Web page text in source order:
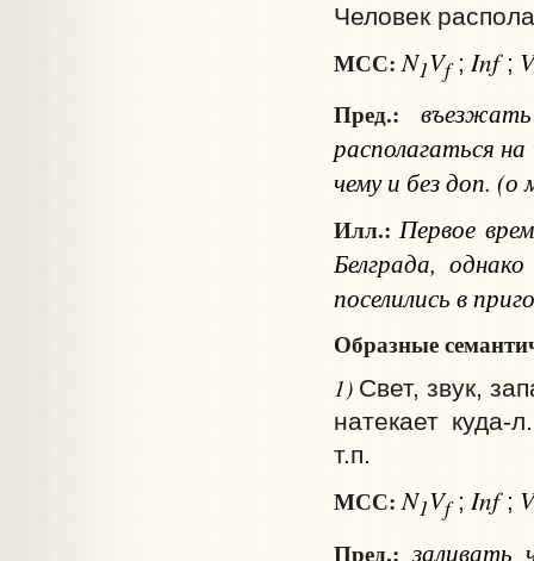
Человек
МСС: N1Vf; Inf; V
Пред.:
располагатьсяна
чему и без доп. (о
Илл.: Первое
Белграда,
поселились в
Образные
1) Свет, звук,
натекает
т.п.
МСС: N1Vf; Inf; V
Пред.: заливать